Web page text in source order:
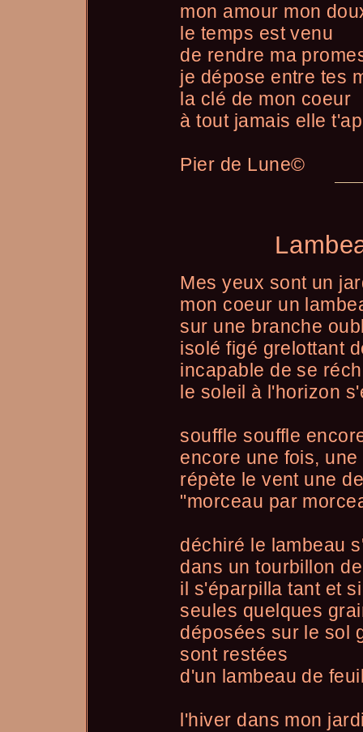
mon amour mon
le temps est venu
de rendre ma
je dépose entre tes
la clé de mon coeur
à tout jamais elle
Pier de Lune©
Mes yeux sont un
mon coeur un
sur une branche
isolé figé grelottant
incapable de se
le soleil à l'horizon
souffle souffle
encore une fois,
répète le vent une
"morceau par
déchiré le lambeau
dans un tourbillon
il s'éparpilla tant et
seules quelques
déposées sur le sol
sont restées
d'un lambeau de
l'hiver dans mon